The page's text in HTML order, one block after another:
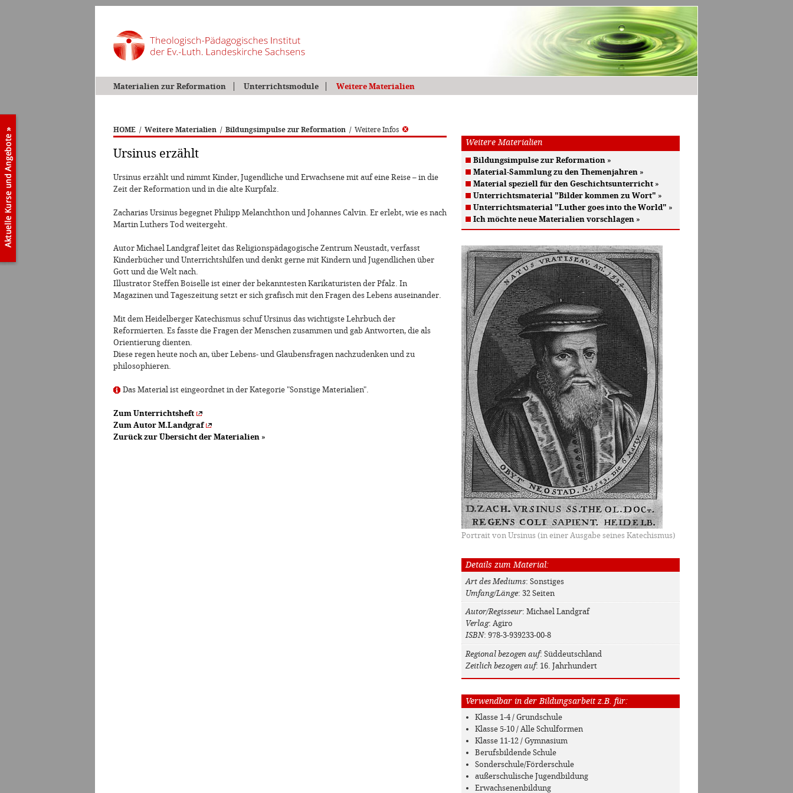
Materialien zur Reformation Unterrichtsmodule Weitere Materialien
HOME / Weitere Materialien / Bildungsimpulse zur Reformation / Weitere Infos
Ursinus erzählt
Ursinus erzählt und nimmt Kinder, Jugendliche und Erwachsene mit auf eine Reise – in die
Zeit der Reformation und in die alte Kurpfalz.
Zacharias Ursinus begegnet Philipp Melanchthon und Johannes Calvin. Er erlebt, wie es nach
Martin Luthers Tod weitergeht.
Autor Michael Landgraf leitet das Religionspädagogische Zentrum Neustadt, verfasst
Kinderbücher und Unterrichtshilfen und denkt gerne mit Kindern und Jugendlichen über
Gott und die Welt nach.
Illustrator Steffen Boiselle ist einer der bekanntesten Karikaturisten der Pfalz. In
Magazinen und Tageszeitung setzt er sich grafisch mit den Fragen des Lebens auseinander.
Mit dem Heidelberger Katechismus schuf Ursinus das wichtigste Lehrbuch der
Reformierten. Es fasste die Fragen der Menschen zusammen und gab Antworten, die als
Orientierung dienten.
Diese regen heute noch an, über Lebens- und Glaubensfragen nachzudenken und zu
philosophieren.
Das Material ist eingeordnet in der Kategorie "Sonstige Materialien".
Zum Unterrichtsheft
Zum Autor M.Landgraf
Zurück zur Übersicht der Materialien »
Weitere Materialien
Bildungsimpulse zur Reformation »
Material-Sammlung zu den Themenjahren »
Material speziell für den Geschichtsunterricht »
Unterrichtsmaterial "Bilder kommen zu Wort" »
Unterrichtsmaterial "Luther goes into the World" »
Ich möchte neue Materialien vorschlagen »
Portrait von Ursinus (in einer Ausgabe seines Katechismus)
Details zum Material:
Art des Mediums: Sonstiges
Umfang/Länge: 32 Seiten
Autor/Regisseur: Michael Landgraf
Verlag: Agiro
ISBN: 978-3-939233-00-8
Regional bezogen auf: Süddeutschland
Zeitlich bezogen auf: 16. Jahrhundert
Verwendbar in der Bildungsarbeit z.B. für:
Klasse 1-4 / Grundschule
Klasse 5-10 / Alle Schulformen
Klasse 11-12 / Gymnasium
Berufsbildende Schule
Sonderschule/Förderschule
außerschulische Jugendbildung
Erwachsenenbildung